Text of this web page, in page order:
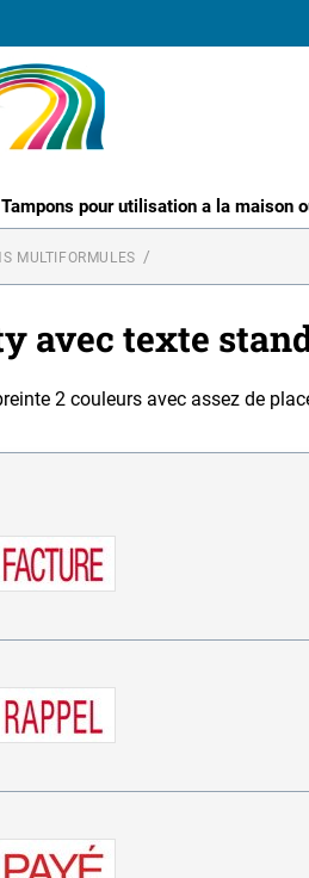
Tampons pour utilisation a la maison
MULTIFORMULES
avec texte
2 couleurs avec assez de